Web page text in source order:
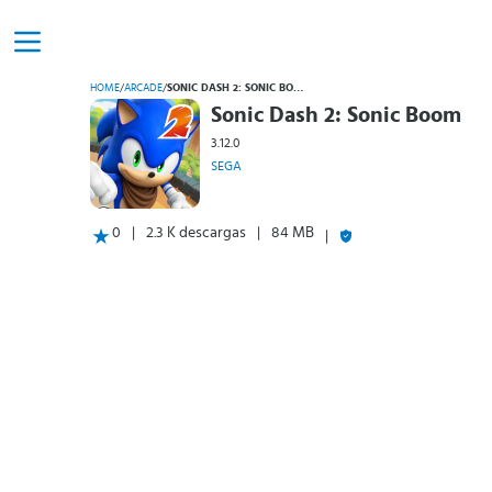
HOME/ARCADE/ SONIC DASH 2: SONIC BOOM
Sonic Dash 2: Sonic Boom
3.12.0
SEGA
0 2.3 K descargas 84 MB